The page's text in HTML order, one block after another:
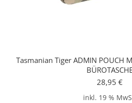
Tasmanian Tiger ADMIN POUCH
28,95 €
inkl. 19 %